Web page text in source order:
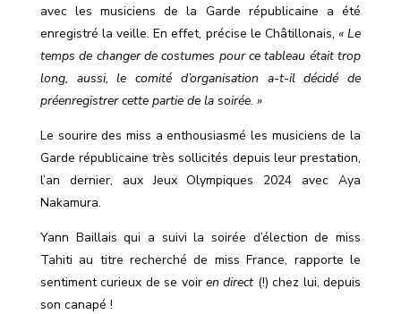
avec les musiciens de la Garde républicaine a été
enregistré la veille. En effet, précise le Châtillonais,« Le
temps de changer de costumes pour ce tableau était trop
long, aussi, le comité d’organisation a-t-il décidé de
préenregistrer cette partie de la soirée. »
Le sourire des miss a enthousiasmé les musiciens de la
Garde républicaine très sollicités depuis leur prestation,
l’an dernier, aux Jeux Olympiques 2024 avec Aya
Nakamura.
Yann Baillais qui a suivi la soirée d’élection de miss
Tahiti au titre recherché de miss France, rapporte le
sentiment curieux de se voir en direct(!) chez lui, depuis
son canapé !